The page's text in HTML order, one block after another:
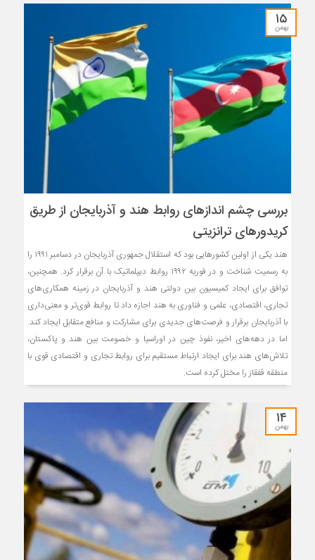
۱۵
بهمن
بررسی چشم اندازهای روابط هند و آذربایجان از طریق
کریدورهای ترانزیتی
هند یکی از اولین کشورهایی بود که استقلال جمهوری آذربایجان در دسامبر ۱۹۹۱ را
به رسمیت شناخت و در فوریه ۱۹۹۲ روابط دیپلماتیک با آن برقرار کرد. همچنین،
توافق برای ایجاد کمیسیون بین دولتی هند و آذربایجان در زمینه همکاری‌های
تجاری، اقتصادی، علمی و فناوری به هند اجازه داد تا روابط قوی‌تر و معنی‌داری
با آذربایجان برقرار و فرصت‌های جدیدی برای مشارکت و منافع متقابل ایجاد کند.
اما در دهه‌های اخیر، نفوذ چین در اوراسیا و خصومت بین هند و پاکستان،
تلاش‌های هند برای ایجاد ارتباط مستقیم برای روابط تجاری و اقتصادی قوی با
منطقه قفقاز را مختل کرده است.
۱۴
بهمن